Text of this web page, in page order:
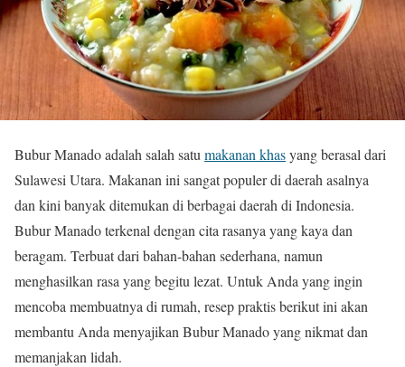
Bubur Manado adalah salah satu makanan khasyang berasal dari
Sulawesi Utara. Makanan ini sangat populer di daerah asalnya
dan kini banyak ditemukan di berbagai daerah di Indonesia.
Bubur Manado terkenal dengan cita rasanya yang kaya dan
beragam. Terbuat dari bahan-bahan sederhana, namun
menghasilkan rasa yang begitu lezat. Untuk Anda yang ingin
mencoba membuatnya di rumah, resep praktis berikut ini akan
membantu Anda menyajikan Bubur Manado yang nikmat dan
memanjakan lidah.